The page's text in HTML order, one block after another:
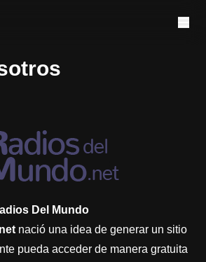
Del Mundo
nació una idea de generar un sitio
pueda acceder de manera gratuita